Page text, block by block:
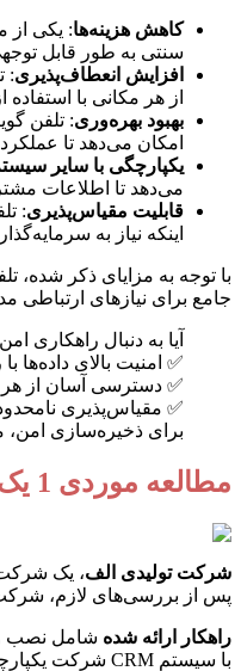
کاهش هزینه‌ها: یکی از
سنتی به طور قابل
افزایش انعطاف‌پذیری:
از هر مکانی با
بهبود بهره‌وری: تلفن
امکان می‌دهد تا
یکپارچگی با سایر
می‌دهد تا اطلاعات
قابلیت مقیاس‌پذیری:
اینکه نیاز به
با توجه به مزایای ذکر شده،
جامع برای نیازهای ارتباطی
آیا به دنبال
✅ امنیت بالای داده‌ها
✅ دسترسی آسان از هر
✅ مقیاس‌پذیری نامحدود
برای ذخیره‌سازی امن،
مطالعه موردی 1 یک شرکت تولیدی با تلفن گویا تحت شبکه
شرکت تولیدی الف، یک شرکت
پس از بررسی‌های لازم،
راهکار ارائه شده شامل نصب و
با سیستم CRM شرکت یکپارچه شد تا اطلاعات مشتریان به طور متمرکز مدیریت شود.